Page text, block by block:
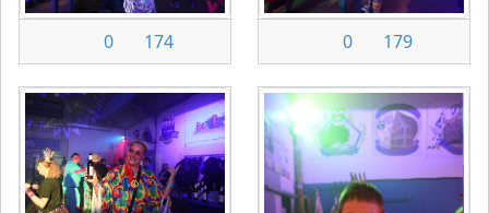
0 174 0 179